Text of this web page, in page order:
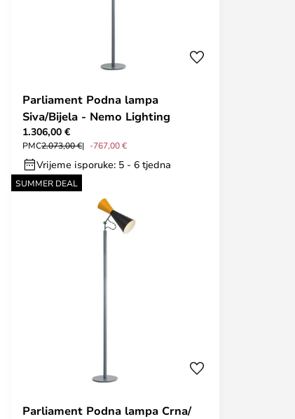
Parliament Podna lampa
Siva/Bijela - Nemo Lighting
1.306,00 €
PMC2.073,00 € -767,00 €
Vrijeme isporuke: 5 - 6 tjedna
SUMMER DEAL
Parliament Podna lampa Crna/